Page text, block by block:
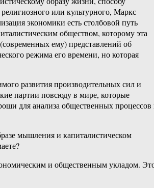
или культурного, Маркс
экономики есть столбовой путь
обществом, которому эта
ему) представлений об
режима его времени, но которая
развития производительных сил и
партии повсюду в мире, которые
для анализа общественных процессов
мышления и капиталистическом
и общественным укладом.